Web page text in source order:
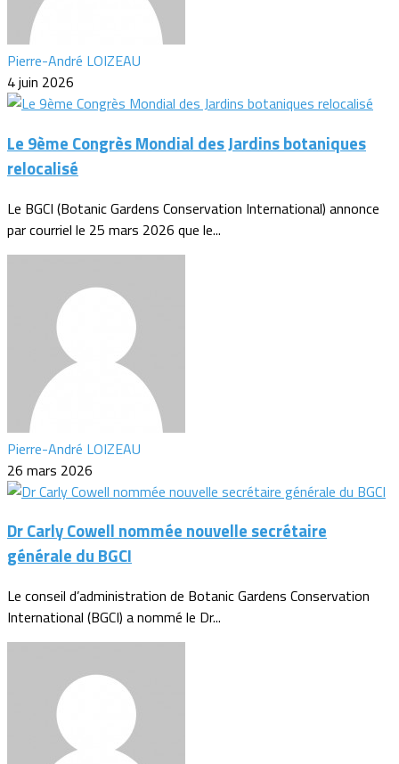
Pierre-André LOIZEAU
4 juin 2026
Le 9ème Congrès Mondial des Jardins botaniques
relocalisé
Le BGCI (Botanic Gardens Conservation International) annonce
par courriel le 25 mars 2026 que le...
Pierre-André LOIZEAU
26 mars 2026
Dr Carly Cowell nommée nouvelle secrétaire
générale du BGCI
Le conseil d’administration de Botanic Gardens Conservation
International (BGCI) a nommé le Dr...